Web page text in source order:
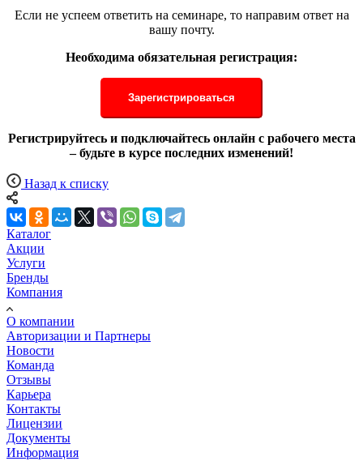
Если не успеем ответить на семинаре, то направим ответ на
вашу почту.
Необходима обязательная регистрация:
Зарегистрироваться
Регистрируйтесь и подключайтесь онлайн с рабочего места
– будьте в курсе последних изменений!
Назад к списку
Каталог
Акции
Услуги
Бренды
Компания
О компании
Авторизации и Партнеры
Новости
Команда
Отзывы
Карьера
Контакты
Лицензии
Документы
Информация